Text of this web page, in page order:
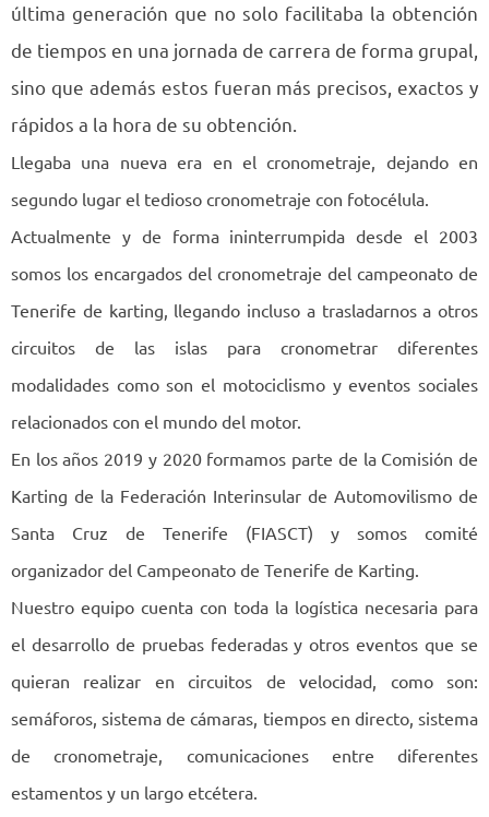
última generación que no solo facilitaba la obtención
de tiempos en una jornada de carrera de forma grupal,
sino que además estos fueran más precisos, exactos y
rápidos a la hora de su obtención.
Llegaba una nueva era en el cronometraje, dejando en
segundo lugar el tedioso cronometraje con fotocélula.
Actualmente y de forma ininterrumpida desde el 2003
somos los encargados del cronometraje del campeonato de
Tenerife de karting, llegando incluso a trasladarnos a otros
circuitos de las islas para cronometrar diferentes
modalidades como son el motociclismo y eventos sociales
relacionados con el mundo del motor.
En los años 2019 y 2020 formamos parte de la Comisión de
Karting de la Federación Interinsular de Automovilismo de
Santa Cruz de Tenerife (FIASCT) y somos comité
organizador del Campeonato de Tenerife de Karting.
Nuestro equipo cuenta con toda la logística necesaria para
el desarrollo de pruebas federadas y otros eventos que se
quieran realizar en circuitos de velocidad, como son:
semáforos, sistema de cámaras, tiempos en directo, sistema
de cronometraje, comunicaciones entre diferentes
estamentos y un largo etcétera.